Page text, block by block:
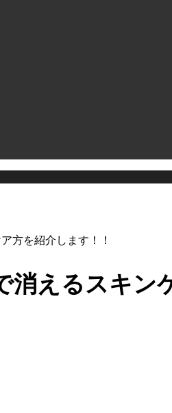
方を紹介します！！
消えるスキン